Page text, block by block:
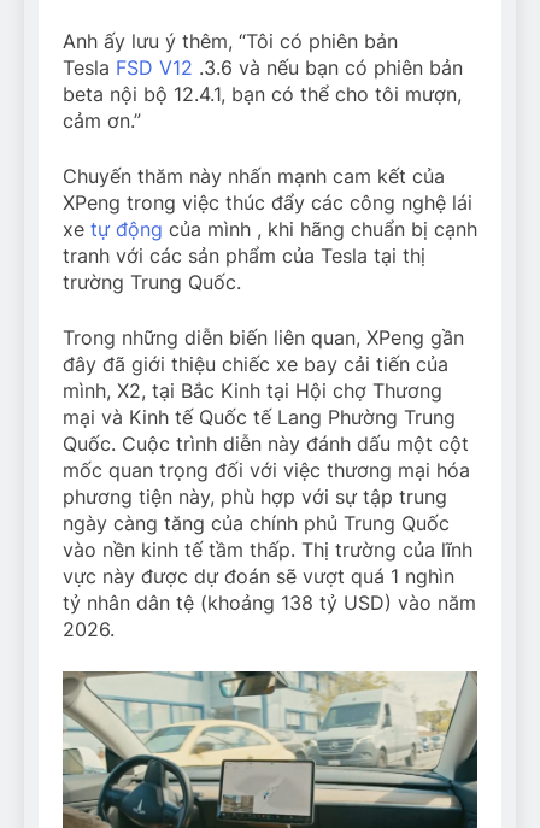
Anh ấy lưu ý thêm, “Tôi có phiên bản
Tesla FSD V12 .3.6 và nếu bạn có phiên bản
beta nội bộ 12.4.1, bạn có thể cho tôi mượn,
cảm ơn.”
Chuyến thăm này nhấn mạnh cam kết của
XPeng trong việc thúc đẩy các công nghệ lái
xe tự động của mình , khi hãng chuẩn bị cạnh
tranh với các sản phẩm của Tesla tại thị
trường Trung Quốc.
Trong những diễn biến liên quan, XPeng gần
đây đã giới thiệu chiếc xe bay cải tiến của
mình, X2, tại Bắc Kinh tại Hội chợ Thương
mại và Kinh tế Quốc tế Lang Phường Trung
Quốc. Cuộc trình diễn này đánh dấu một cột
mốc quan trọng đối với việc thương mại hóa
phương tiện này, phù hợp với sự tập trung
ngày càng tăng của chính phủ Trung Quốc
vào nền kinh tế tầm thấp. Thị trường của lĩnh
vực này được dự đoán sẽ vượt quá 1 nghìn
tỷ nhân dân tệ (khoảng 138 tỷ USD) vào năm
2026.